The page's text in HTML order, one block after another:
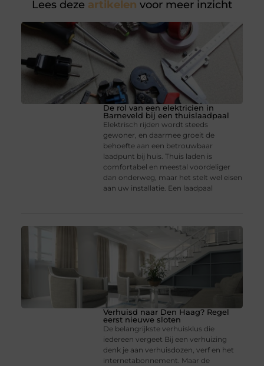
Lees deze artikelen voor meer inzicht
De rol van een elektricien in
Barneveld bij een thuislaadpaal
Elektrisch rijden wordt steeds
gewoner, en daarmee groeit de
behoefte aan een betrouwbaar
laadpunt bij huis. Thuis laden is
comfortabel en meestal voordeliger
dan onderweg, maar het stelt wel eisen
aan uw installatie. Een laadpaal
Verhuisd naar Den Haag? Regel
eerst nieuwe sloten
De belangrijkste verhuisklus die
iedereen vergeet Bij een verhuizing
denk je aan verhuisdozen, verf en het
internetabonnement. Maar de